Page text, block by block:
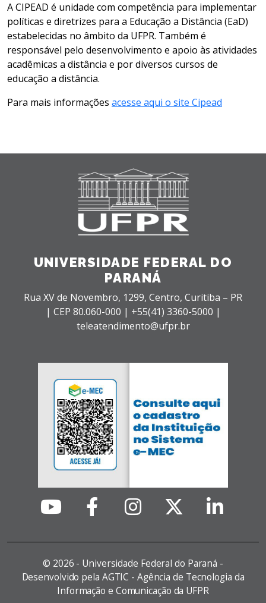
A CIPEAD é unidade com competência para implementar
políticas e diretrizes para a Educação a Distância (EaD)
estabelecidas no âmbito da UFPR. Também é
responsável pelo desenvolvimento e apoio às atividades
acadêmicas a distância e por diversos cursos de
educação a distância.
Para mais informações acesse aqui o site Cipead
UNIVERSIDADE FEDERAL DO
PARANÁ
Rua XV de Novembro, 1299, Centro, Curitiba – PR
| CEP 80.060-000 | +55(41) 3360-5000 |
teleatendimento@ufpr.br
© 2026 - Universidade Federal do Paraná -
Desenvolvido pela AGTIC - Agência de Tecnologia da
Informação e Comunicação da UFPR